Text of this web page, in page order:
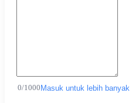
0/1000 Masuk untuk lebih banyak